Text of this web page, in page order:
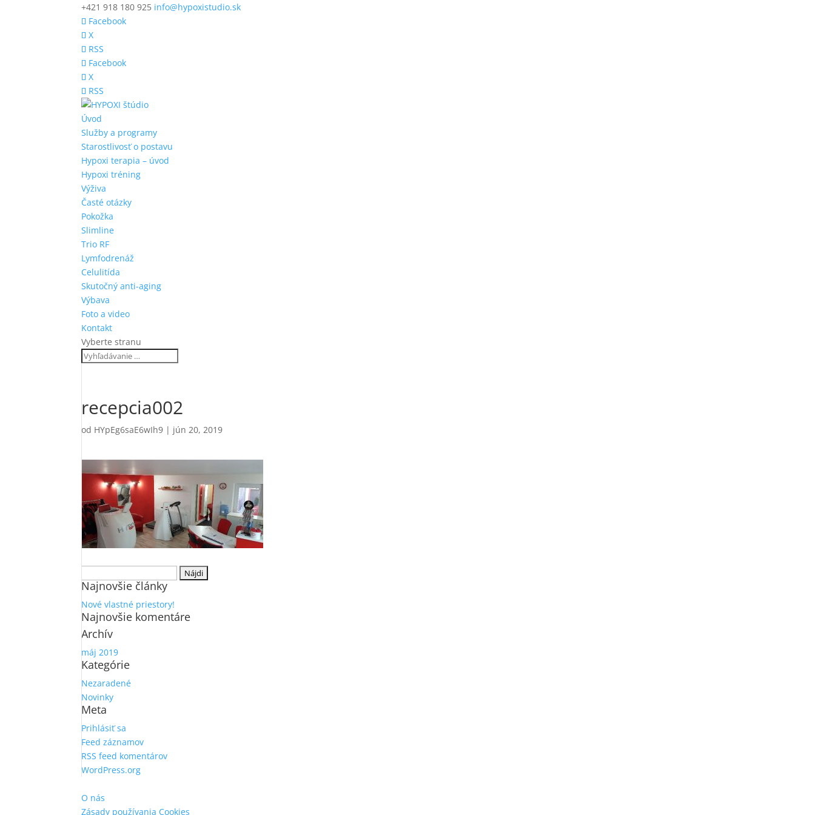
+421 918 180 925 info@hypoxistudio.sk
Facebook
X
RSS
Facebook
X
RSS
Úvod
Služby a programy
Starostlivosť o postavu
Hypoxi terapia – úvod
Hypoxi tréning
Výživa
Časté otázky
Pokožka
Slimline
Trio RF
Lymfodrenáž
Celulitída
Skutočný anti-aging
Výbava
Foto a video
Kontakt
Vyberte stranu
recepcia002
od HYpEg6saE6wIh9 | jún 20, 2019
Najnovšie články
Nové vlastné priestory!
Najnovšie komentáre
Archív
máj 2019
Kategórie
Nezaradené
Novinky
Meta
Prihlásiť sa
Feed záznamov
RSS feed komentárov
WordPress.org
O nás
Zásady používania Cookies